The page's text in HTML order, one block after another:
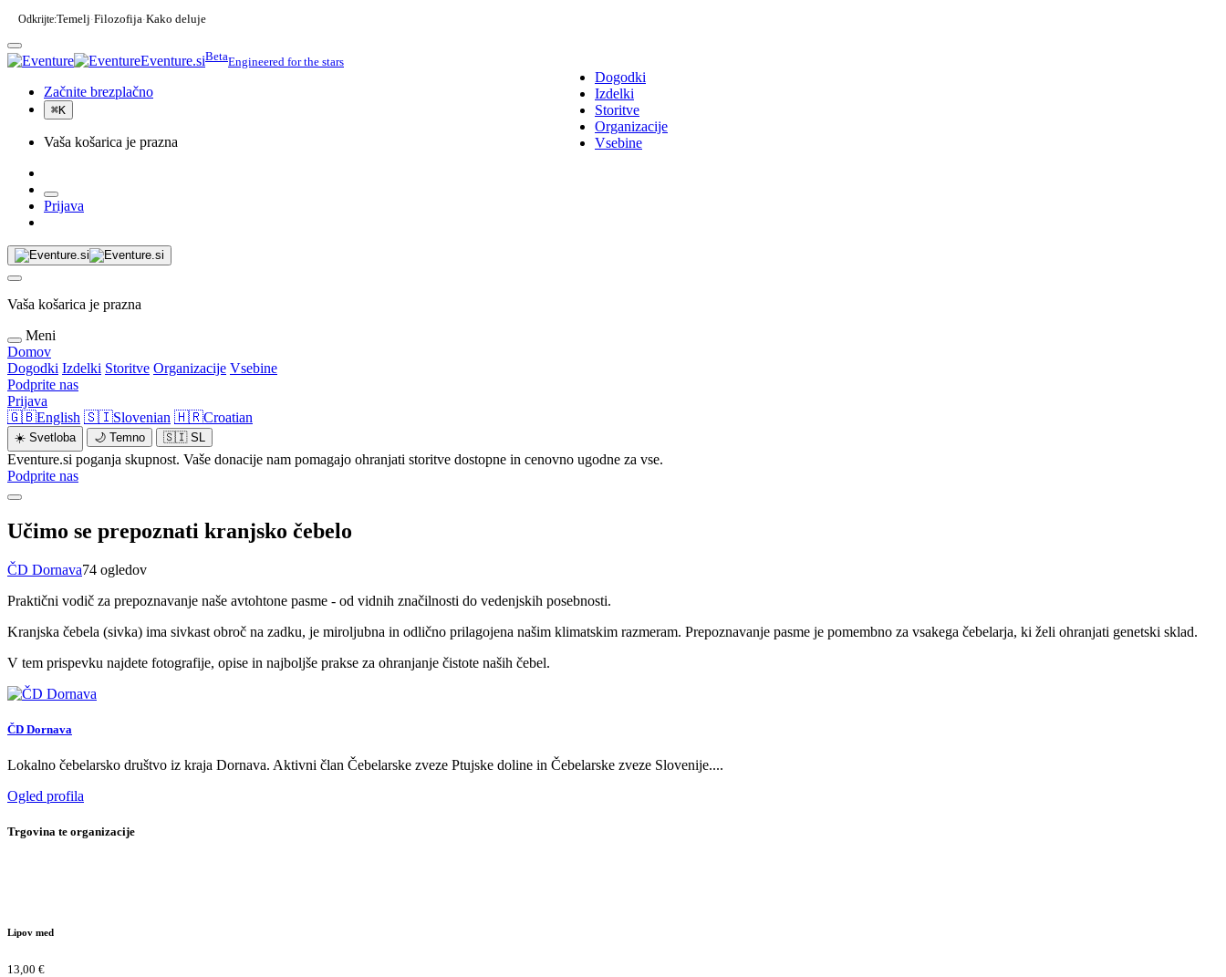
Odkrijte:Temelj·Filozofija·Kako deluje
Eventure.siBetaEngineered for the stars
Dogodki
Izdelki
Storitve
Organizacije
Vsebine
Začnite brezplačno
⌘K
Vaša košarica je prazna
Prijava
Vaša košarica je prazna
Meni
Domov
Dogodki Izdelki Storitve Organizacije Vsebine
Podprite nas
Prijava
🇬🇧English 🇸🇮Slovenian 🇭🇷Croatian
☀️ Svetloba 🌙 Temno 🇸🇮 SL
Eventure.si poganja skupnost. Vaše donacije nam pomagajo ohranjati storitve dostopne in cenovno ugodne za vse.
Podprite nas
Učimo se prepoznati kranjsko čebelo
ČD Dornava74 ogledov
Praktični vodič za prepoznavanje naše avtohtone pasme - od vidnih značilnosti do vedenjskih posebnosti.
Kranjska čebela (sivka) ima sivkast obroč na zadku, je miroljubna in odlično prilagojena našim klimatskim razmeram. Prepoznavanje pasme je pomembno za vsakega čebelarja, ki želi ohranjati genetski sklad.
V tem prispevku najdete fotografije, opise in najboljše prakse za ohranjanje čistote naših čebel.
ČD Dornava
Lokalno čebelarsko društvo iz kraja Dornava. Aktivni član Čebelarske zveze Ptujske doline in Čebelarske zveze Slovenije....
Ogled profila
Trgovina te organizacije
Lipov med
13,00 €